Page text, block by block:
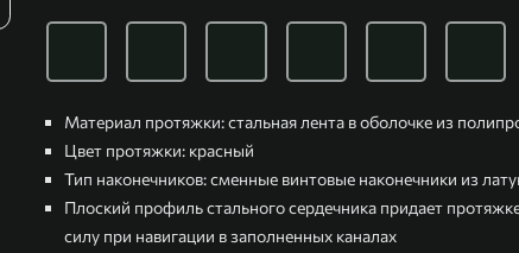
Материал протяжки: стальная лента в оболочке из
Цвет протяжки: красный
Тип наконечников: сменные винтовые наконечники из
Плоский профиль стального сердечника придает
силу при навигации в заполненных каналах